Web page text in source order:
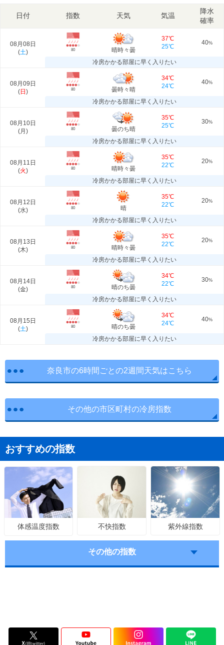
日付 指数 天気 気温
降水
確率
08月08日
(土) 80 晴時々曇
37℃
25℃
40%
冷房かかる部屋に早く入りたい
08月09日
(日 ) 80 曇時々晴
34℃
24℃
40%
冷房かかる部屋に早く入りたい
08月10日
(月 ) 80 曇のち晴
35℃
25℃
30%
冷房かかる部屋に早く入りたい
08月11日
(火) 80 晴時々曇
35℃
22℃
20%
冷房かかる部屋に早く入りたい
08月12日
(水) 80 晴
35℃
22℃
20%
冷房かかる部屋に早く入りたい
08月13日
(木) 80 晴時々曇
35℃
22℃
20%
冷房かかる部屋に早く入りたい
08月14日
(金) 80 晴のち曇
34℃
22℃
30%
冷房かかる部屋に早く入りたい
08月15日
(土) 80 晴のち曇
34℃
24℃
40%
冷房かかる部屋に早く入りたい
奈良市の6時間ごとの2週間天気はこちら
その他の市区町村の冷房指数
おすすめの指数
体感温度指数 不快指数 紫外線指数
その他の指数